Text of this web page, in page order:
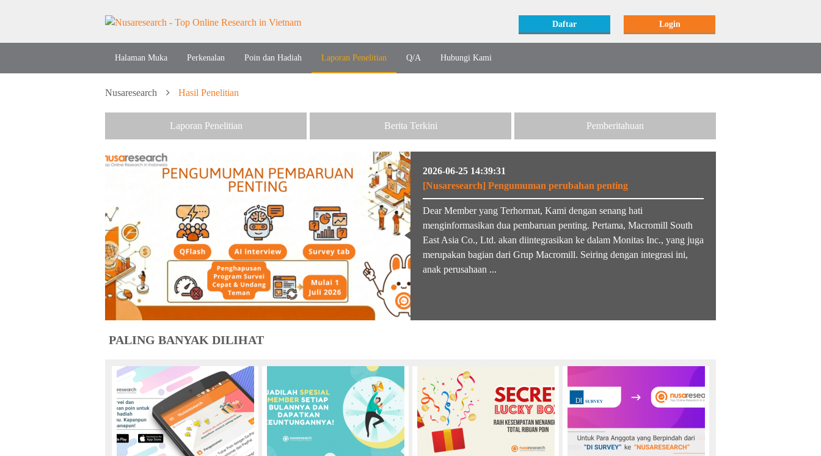
Daftar Login
Halaman Muka Perkenalan Poin dan Hadiah Laporan Penelitian Q/A Hubungi Kami
Nusaresearch Hasil Penelitian
Laporan Penelitian Berita Terkini Pemberitahuan
2026-06-25 14:39:31
[Nusaresearch] Pengumuman perubahan penting
Dear Member yang Terhormat, Kami dengan senang hati
menginformasikan dua pembaruan penting. Pertama, Macromill South
East Asia Co., Ltd. akan diintegrasikan ke dalam Monitas Inc., yang juga
merupakan bagian dari Grup Macromill. Seiring dengan integrasi ini,
anak perusahaan ...
PALING BANYAK DILIHAT